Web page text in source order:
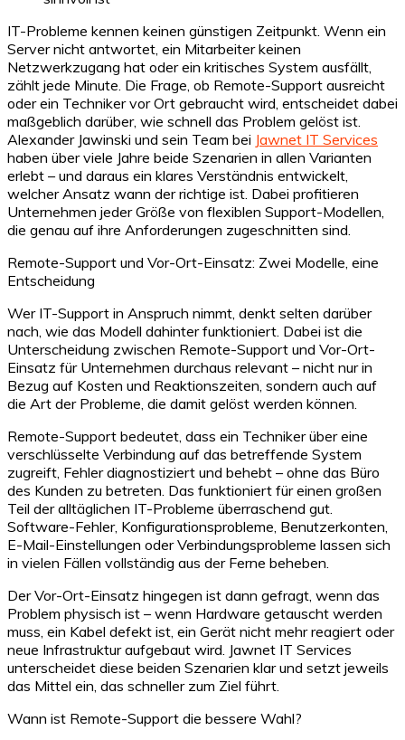
IT-Probleme kennen keinen günstigen Zeitpunkt. Wenn ein
Server nicht antwortet, ein Mitarbeiter keinen
Netzwerkzugang hat oder ein kritisches System ausfällt,
zählt jede Minute. Die Frage, ob Remote-Support ausreicht
oder ein Techniker vor Ort gebraucht wird, entscheidet dabei
maßgeblich darüber, wie schnell das Problem gelöst ist.
Alexander Jawinski und sein Team bei Jawnet IT Services
haben über viele Jahre beide Szenarien in allen Varianten
erlebt – und daraus ein klares Verständnis entwickelt,
welcher Ansatz wann der richtige ist. Dabei profitieren
Unternehmen jeder Größe von flexiblen Support-Modellen,
die genau auf ihre Anforderungen zugeschnitten sind.
Remote-Support und Vor-Ort-Einsatz: Zwei Modelle, eine
Entscheidung
Wer IT-Support in Anspruch nimmt, denkt selten darüber
nach, wie das Modell dahinter funktioniert. Dabei ist die
Unterscheidung zwischen Remote-Support und Vor-Ort-
Einsatz für Unternehmen durchaus relevant – nicht nur in
Bezug auf Kosten und Reaktionszeiten, sondern auch auf
die Art der Probleme, die damit gelöst werden können.
Remote-Support bedeutet, dass ein Techniker über eine
verschlüsselte Verbindung auf das betreffende System
zugreift, Fehler diagnostiziert und behebt – ohne das Büro
des Kunden zu betreten. Das funktioniert für einen großen
Teil der alltäglichen IT-Probleme überraschend gut.
Software-Fehler, Konfigurationsprobleme, Benutzerkonten,
E-Mail-Einstellungen oder Verbindungsprobleme lassen sich
in vielen Fällen vollständig aus der Ferne beheben.
Der Vor-Ort-Einsatz hingegen ist dann gefragt, wenn das
Problem physisch ist – wenn Hardware getauscht werden
muss, ein Kabel defekt ist, ein Gerät nicht mehr reagiert oder
neue Infrastruktur aufgebaut wird. Jawnet IT Services
unterscheidet diese beiden Szenarien klar und setzt jeweils
das Mittel ein, das schneller zum Ziel führt.
Wann ist Remote-Support die bessere Wahl?